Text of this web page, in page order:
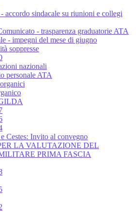
accordo sindacale su riunioni e collegi
- trasparenza graduatorie ATA
- impegni del mese di giugno
soppresse
nazionali
personale ATA
Cestes: Invito al convegno
LA VALUTAZIONE DEL
PRIMA FASCIA